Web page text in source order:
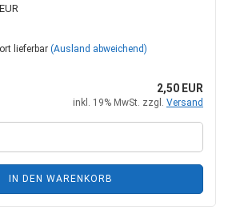
lieferbar (Ausland abweichend)
2,50 EUR
inkl. 19% MwSt. zzgl. Versand
IN DEN WARENKORB